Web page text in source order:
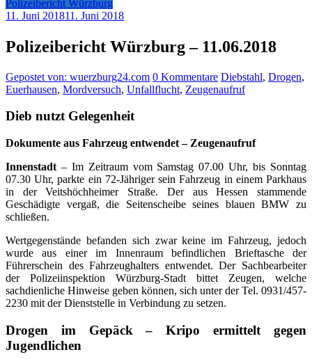
Polizeibericht Würzburg
11. Juni 201811. Juni 2018
Polizeibericht Würzburg – 11.06.2018
Gepostet von: wuerzburg24.com 0 Kommentare Diebstahl, Drogen,
Euerhausen, Mordversuch, Unfallflucht, Zeugenaufruf
Dieb nutzt Gelegenheit
Dokumente aus Fahrzeug entwendet – Zeugenaufruf
Innenstadt – Im Zeitraum vom Samstag 07.00 Uhr, bis Sonntag
07.30 Uhr, parkte ein 72-Jähriger sein Fahrzeug in einem Parkhaus
in der Veitshöchheimer Straße. Der aus Hessen stammende
Geschädigte vergaß, die Seitenscheibe seines blauen BMW zu
schließen.
Wertgegenstände befanden sich zwar keine im Fahrzeug, jedoch
wurde aus einer im Innenraum befindlichen Brieftasche der
Führerschein des Fahrzeughalters entwendet. Der Sachbearbeiter
der Polizeiinspektion Würzburg-Stadt bittet Zeugen, welche
sachdienliche Hinweise geben können, sich unter der Tel. 0931/457-
2230 mit der Dienststelle in Verbindung zu setzen.
Drogen im Gepäck – Kripo ermittelt gegen
Jugendlichen